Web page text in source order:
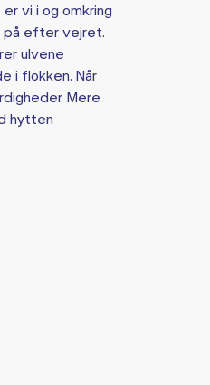
vi i og omkring
på efter vejret.
ulvene
i flokken. Når
Mere
hytten